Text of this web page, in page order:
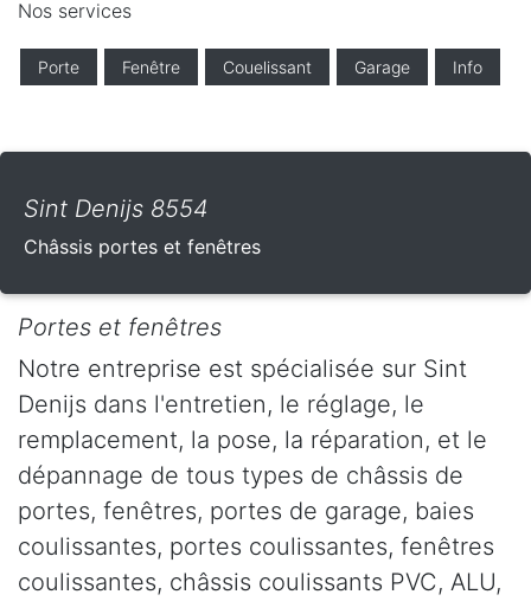
Nos services
Porte Fenêtre Couelissant Garage Info
Sint Denijs 8554
Châssis portes et fenêtres
Portes et fenêtres
Notre entreprise est spécialisée sur Sint
Denijs dans l'entretien, le réglage, le
remplacement, la pose, la réparation, et le
dépannage de tous types de châssis de
portes, fenêtres, portes de garage, baies
coulissantes, portes coulissantes, fenêtres
coulissantes, châssis coulissants PVC, ALU,